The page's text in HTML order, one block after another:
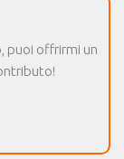
puoi offrirmi un